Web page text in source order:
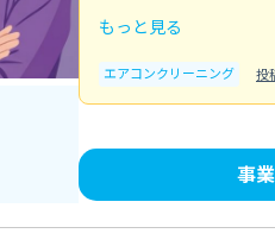
もっと見る
エアコンクリーニング 投
事